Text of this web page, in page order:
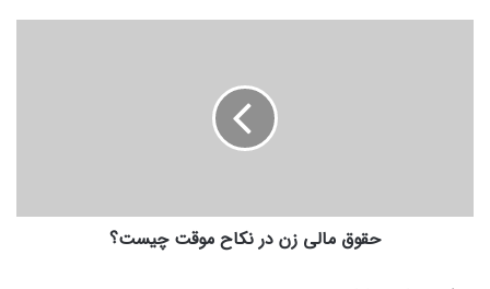
حقوق مالی زن در نکاح موقت چیست؟